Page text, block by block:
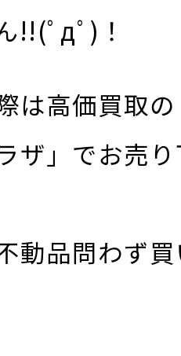
!!(ﾟдﾟ)！
は高価買取
ザ」でお売
動品問わず